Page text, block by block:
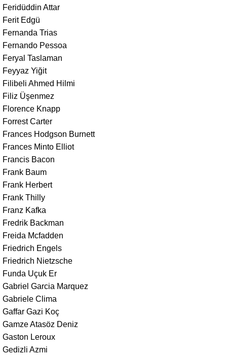
Feridüddin Attar
Ferit Edgü
Fernanda Trias
Fernando Pessoa
Feryal Taslaman
Feyyaz Yiğit
Filibeli Ahmed Hilmi
Filiz Üşenmez
Florence Knapp
Forrest Carter
Frances Hodgson Burnett
Frances Minto Elliot
Francis Bacon
Frank Baum
Frank Herbert
Frank Thilly
Franz Kafka
Fredrik Backman
Freida Mcfadden
Friedrich Engels
Friedrich Nietzsche
Funda Uçuk Er
Gabriel Garcia Marquez
Gabriele Clima
Gaffar Gazi Koç
Gamze Atasöz Deniz
Gaston Leroux
Gedizli Azmi